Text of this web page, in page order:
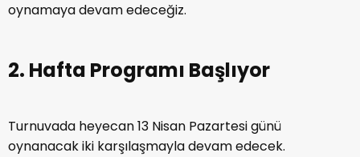
oynamaya devam edeceğiz.
2. Hafta Programı Başlıyor
Turnuvada heyecan 13 Nisan Pazartesi günü
oynanacak iki karşılaşmayla devam edecek.